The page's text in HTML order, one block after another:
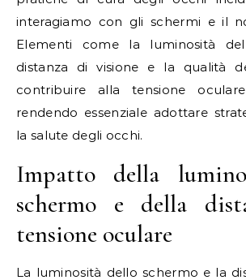
interagiamo con gli schermi e il
Elementi come la luminosità
distanza di visione e la qualità
contribuire alla tensione
rendendo essenziale adottare
la salute degli occhi.
Impatto della
schermo e della
tensione oculare
La luminosità dello schermo e la